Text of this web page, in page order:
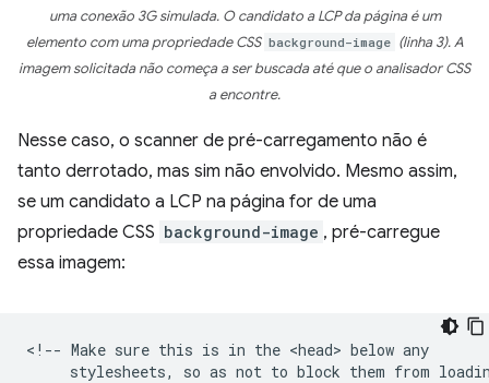
uma conexão 3G simulada. O candidato a LCP da página é um
elemento com uma propriedade CSS background-image (linha 3). A
imagem solicitada não começa a ser buscada até que o analisador CSS
a encontre.
Nesse caso, o scanner de pré-carregamento não é
tanto derrotado, mas sim não envolvido. Mesmo assim,
se um candidato a LCP na página for de uma
propriedade CSS background-image , pré-carregue
essa imagem:
<!-- Make sure this is in the <head> below any
stylesheets, so as not to block them from